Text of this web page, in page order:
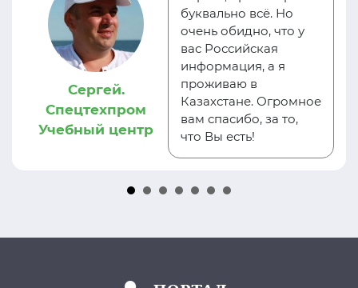
Сергей.
Спецтехпром
Учебный центр
буквально всё. Но
очень обидно, что у
вас Российская
информация, а я
проживаю в
Казахстане. Огромное
вам спасибо, за то,
что Вы есть!